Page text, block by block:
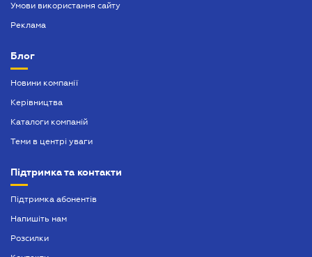
Умови використання сайту
Реклама
Блог
Новини компанії
Керівництва
Каталоги компаній
Теми в центрі уваги
Підтримка та контакти
Підтримка абонентів
Напишіть нам
Розсилки